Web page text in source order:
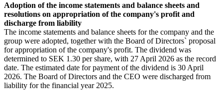
Adoption of the income statements and balance sheets and
resolutions on appropriation of the company's profit and
discharge from liability
The income statements and balance sheets for the company and the
group were adopted, together with the Board of Directors` proposal
for appropriation of the company's profit. The dividend was
determined to SEK 1.30 per share, with 27 April 2026 as the record
date. The estimated date for payment of the dividend is 30 April
2026. The Board of Directors and the CEO were discharged from
liability for the financial year 2025.